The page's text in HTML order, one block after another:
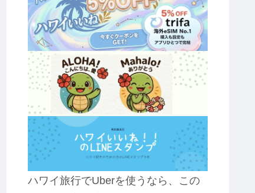
ハワイ旅行でUberを使うなら、この